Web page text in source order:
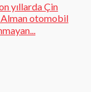
yıllarda Çin
Alman otomobil